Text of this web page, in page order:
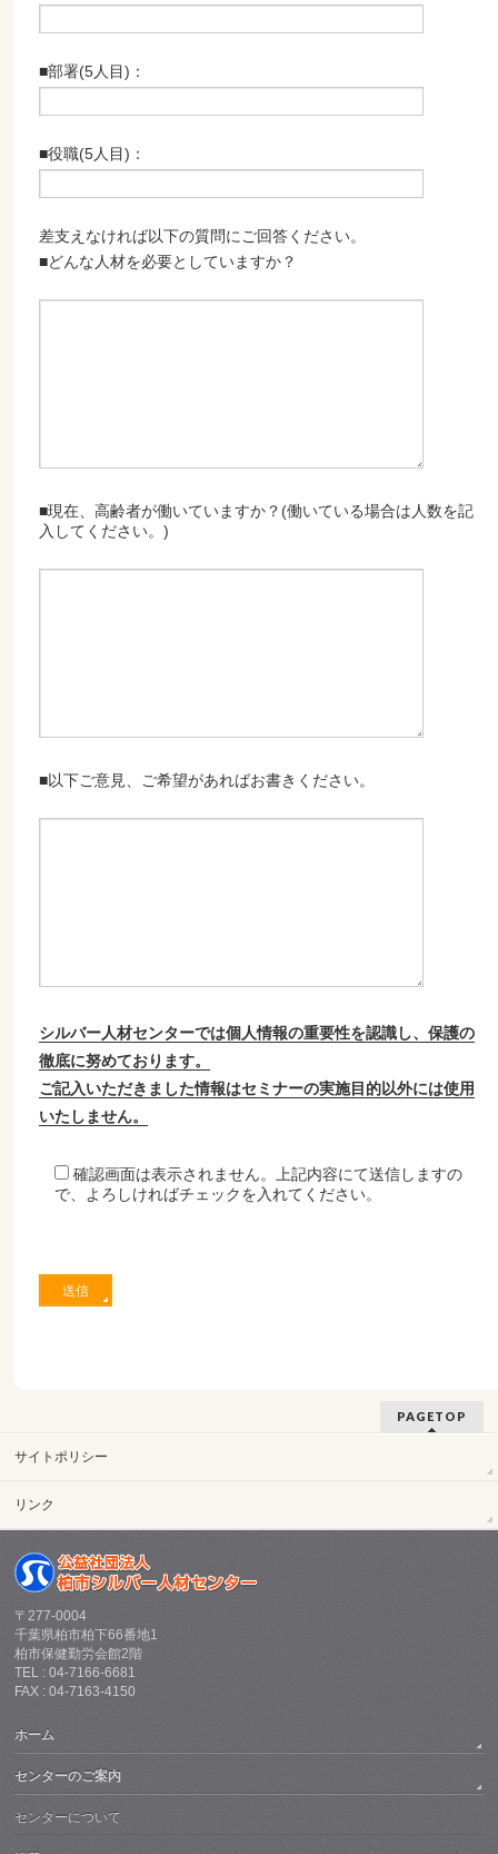
■部署(5人目)：
■役職(5人目)：
差支えなければ以下の質問にご回答ください。
■どんな人材を必要としていますか？
■現在、高齢者が働いていますか？(働いている場合は人数を記
入してください。)
■以下ご意見、ご希望があればお書きください。
シルバー人材センターでは個人情報の重要性を認識し、保護の
徹底に努めております。
ご記入いただきました情報はセミナーの実施目的以外には使用
いたしません。
確認画面は表示されません。上記内容にて送信しますの
で、よろしければチェックを入れてください。
PAGETOP
サイトポリシー
リンク
〒277-0004
千葉県柏市柏下66番地1
柏市保健勤労会館2階
TEL : 04-7166-6681
FAX : 04-7163-4150
ホーム
センターのご案内
センターについて